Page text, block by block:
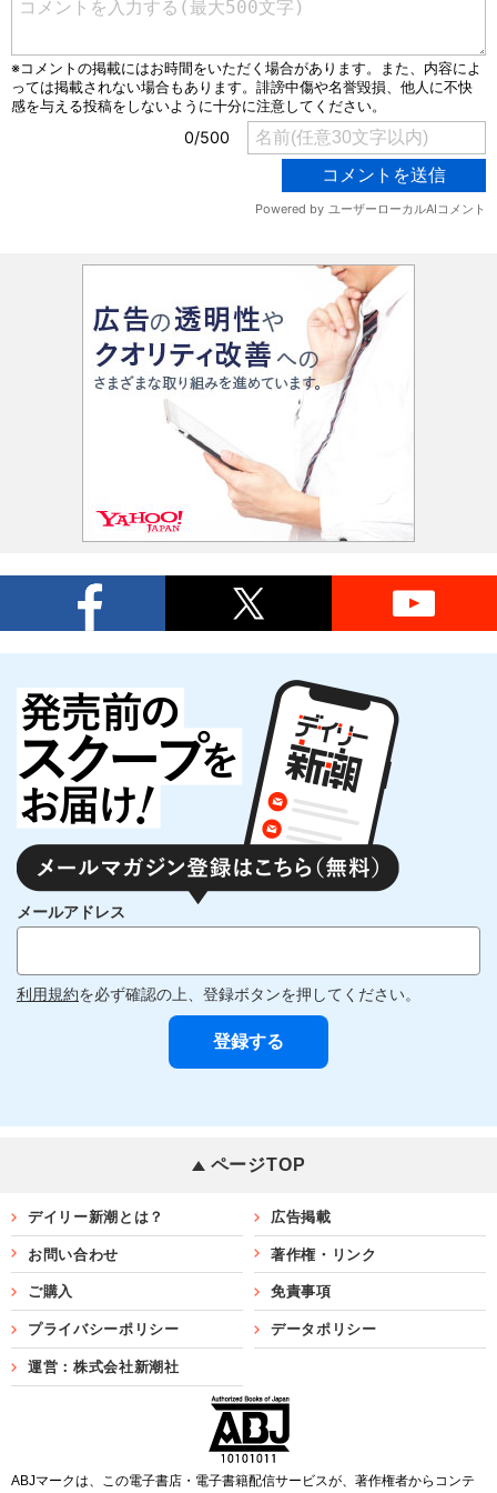
メールアドレス
利用規約を必ず確認の上、登録ボタンを押してください。
ページTOP
デイリー新潮とは？ 広告掲載
お問い合わせ 著作権・リンク
ご購入 免責事項
プライバシーポリシー データポリシー
運営：株式会社新潮社
ABJマークは、この電子書店・電子書籍配信サービスが、著作権者からコンテ